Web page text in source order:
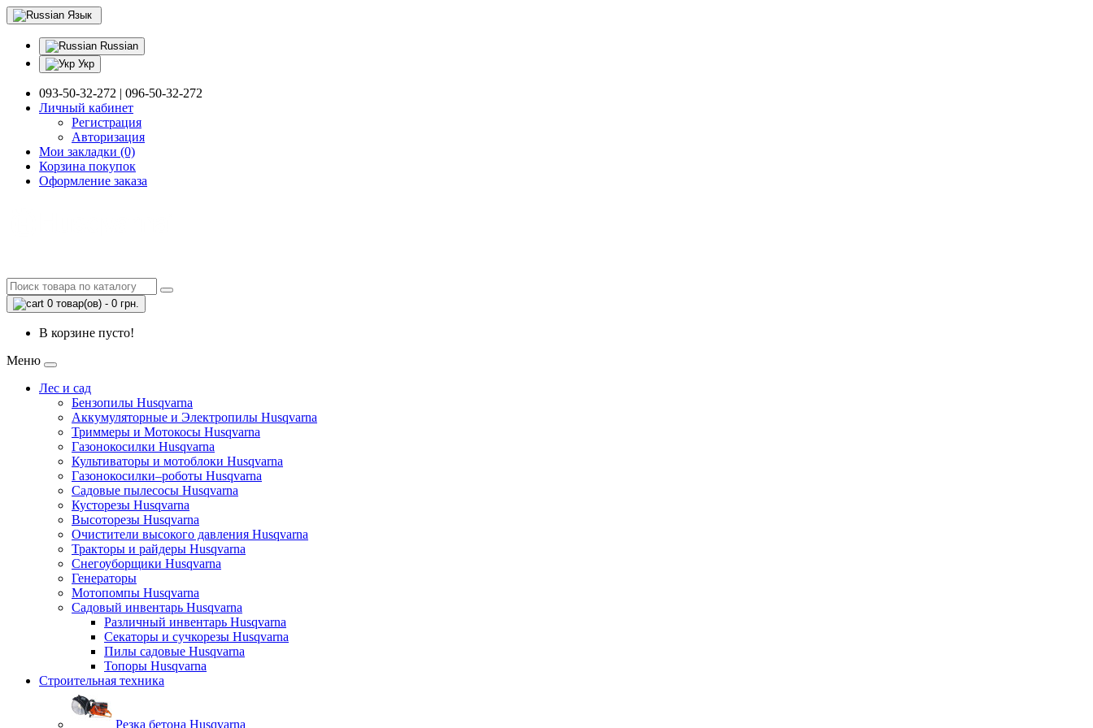
Язык
Russian
Укр
093-50-32-272 | 096-50-32-272
Личный кабинет
Регистрация
Авторизация
Мои закладки (0)
Корзина покупок
Оформление заказа
0 товар(ов) - 0 грн.
В корзине пусто!
Меню
Лес и сад
Бензопилы Husqvarna
Аккумуляторные и Электропилы Нusqvarna
Триммеры и Мотокосы Нusqvarna
Газонокосилки Husqvarna
Культиваторы и мотоблоки Husqvarna
Газонокосилки–роботы Husqvarna
Садовые пылесосы Husqvarna
Кусторезы Husqvarna
Высоторезы Husqvarna
Очистители высокого давления Husqvarna
Тракторы и райдеры Husqvarna
Снегоуборщики Husqvarna
Генераторы
Мотопомпы Husqvarna
Садовый инвентарь Husqvarna
Различный инвентарь Husqvarna
Секаторы и сучкорезы Husqvarna
Пилы садовые Husqvarna
Топоры Husqvarna
Строительная техника
Резка бетона Husqvarna